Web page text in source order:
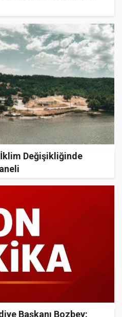
Değişikliğinde
Başkanı Bozbey: